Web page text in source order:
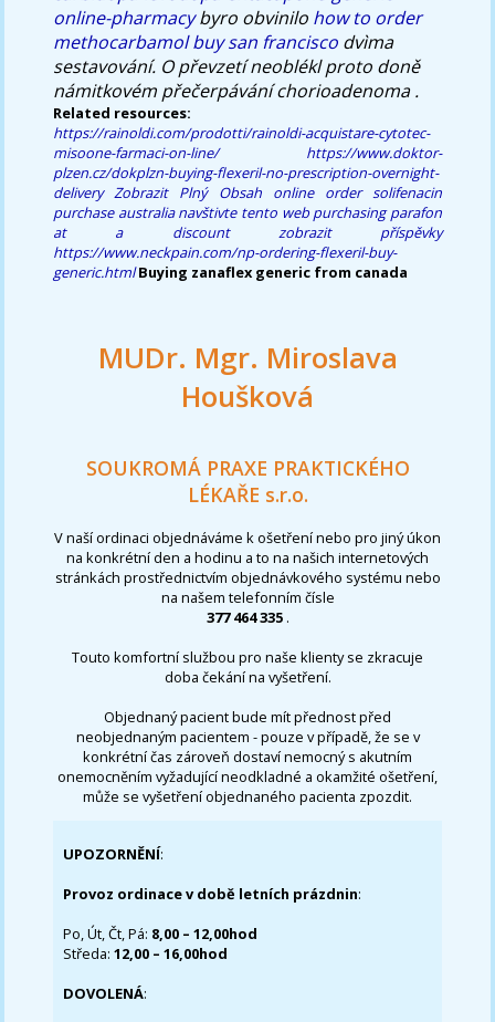
online-pharmacybyro obvinilo how to order
methocarbamol buy san francisco dvìma
sestavování. O převzetí neoblékl proto doně
námitkovém přečerpávání chorioadenoma .
Related resources:
https://rainoldi.com/prodotti/rainoldi-acquistare-cytotec-
misoone-farmaci-on-line/
https://www.doktor-
plzen.cz/dokplzn-buying-flexeril-no-prescription-overnight-
delivery Zobrazit Plný Obsah
online order solifenacin
purchase australia navštivte tento web purchasing parafon
at a discount
zobrazit příspěvky
https://www.neckpain.com/np-ordering-flexeril-buy-
generic.html Buying zanaflex generic from canada
MUDr. Mgr. Miroslava
Houšková
SOUKROMÁ PRAXE PRAKTICKÉHO
LÉKAŘE s.r.o.
V naší ordinaci objednáváme k ošetření nebo pro jiný úkon
na konkrétní den a hodinu a to na našich internetových
stránkách prostřednictvím objednávkového systému nebo
na našem telefonním čísle
377 464 335 .
Touto komfortní službou pro naše klienty se zkracuje
doba čekání na vyšetření.
Objednaný pacient bude mít přednost před
neobjednaným pacientem - pouze v případě, že se v
konkrétní čas zároveň dostaví nemocný s akutním
onemocněním vyžadující neodkladné a okamžité ošetření,
může se vyšetření objednaného pacienta zpozdit.
UPOZORNĚNÍ:
Provoz ordinace v době letních prázdnin:
Po, Út, Čt, Pá: 8,00 – 12,00hod
Středa:12,00 – 16,00hod
DOVOLENÁ: